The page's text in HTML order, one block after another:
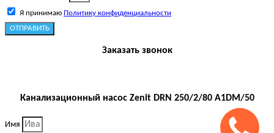
Я принимаю Политику конфиденциальности
ОТПРАВИТЬ
Заказать звонок
Канализационный насос Zenit DRN 250/2/80 A1DM/50
Имя